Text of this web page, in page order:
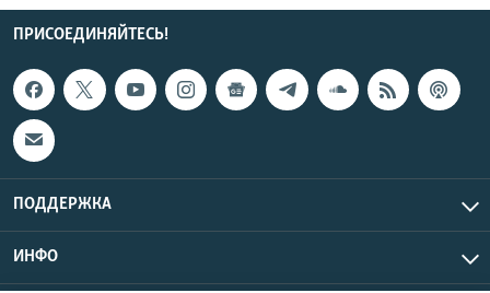
ПРИСОЕДИНЯЙТЕСЬ!
ПОДДЕРЖКА
ИНФО